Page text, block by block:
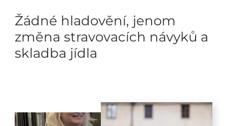
Žádné hladovění, jenom
změna stravovacích návyků a
skladba jídla